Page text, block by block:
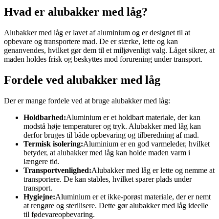
Hvad er alubakker med låg?
Alubakker med låg er lavet af aluminium og er designet til at
opbevare og transportere mad. De er stærke, lette og kan
genanvendes, hvilket gør dem til et miljøvenligt valg. Låget sikrer, at
maden holdes frisk og beskyttes mod forurening under transport.
Fordele ved alubakker med låg
Der er mange fordele ved at bruge alubakker med låg:
Holdbarhed:Aluminium er et holdbart materiale, der kan
modstå høje temperaturer og tryk. Alubakker med låg kan
derfor bruges til både opbevaring og tilberedning af mad.
Termisk isolering:Aluminium er en god varmeleder, hvilket
betyder, at alubakker med låg kan holde maden varm i
længere tid.
Transportvenlighed:Alubakker med låg er lette og nemme at
transportere. De kan stables, hvilket sparer plads under
transport.
Hygiejne:Aluminium er et ikke-porøst materiale, der er nemt
at rengøre og sterilisere. Dette gør alubakker med låg ideelle
til fødevareopbevaring.